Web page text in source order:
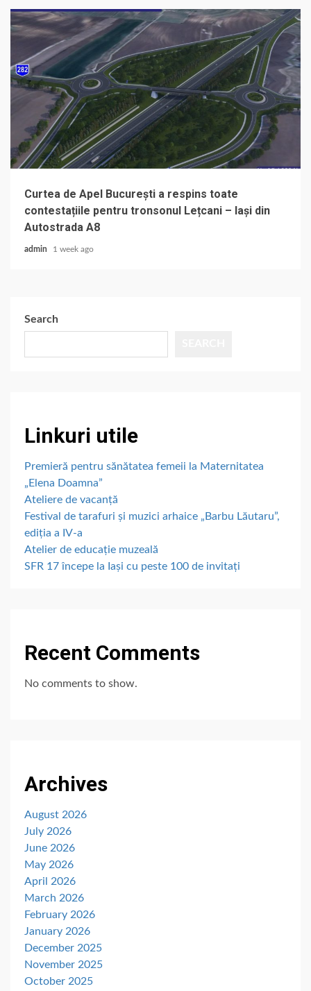
Curtea de Apel București a respins toate
contestațiile pentru tronsonul Lețcani – Iași din
Autostrada A8
admin 1 week ago
Search
Linkuri utile
Premieră pentru sănătatea femeii la Maternitatea
„Elena Doamna”
Ateliere de vacanță
Festival de tarafuri și muzici arhaice „Barbu Lăutaru”,
ediția a IV-a
Atelier de educație muzeală
SFR 17 începe la Iași cu peste 100 de invitați
Recent Comments
No comments to show.
Archives
August 2026
July 2026
June 2026
May 2026
April 2026
March 2026
February 2026
January 2026
December 2025
November 2025
October 2025